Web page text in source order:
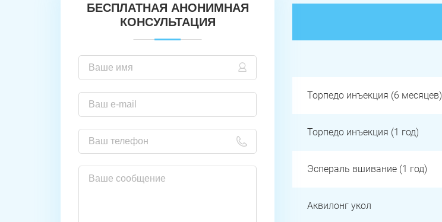
Торпедо инъекция (6 месяцев)
Торпедо инъекция (1 год)
Эспераль вшивание (1 год)
Аквилонг укол
БЕСПЛАТНАЯ АНОНИМНАЯ
КОНСУЛЬТАЦИЯ